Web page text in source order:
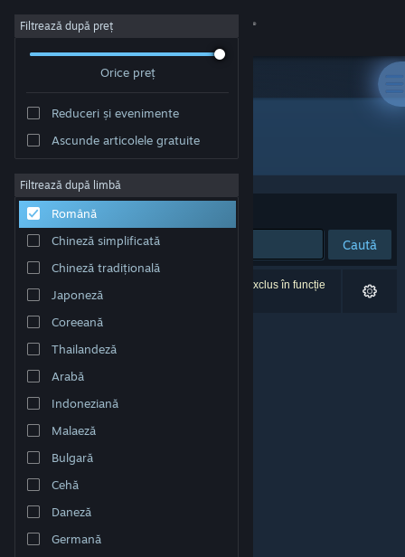
Conectează-te
Despre
Asistență
Schimbă limba
Vezi site în versiunea pentru desktop
Filtrează după preț
Orice preț
Reduceri și evenimente
Ascunde articolele gratuite
Filtrează după limbă
Română
Chineză simplificată
Chineză tradițională
Japoneză
Coreeană
Thailandeză
Arabă
Indoneziană
Malaeză
Bulgară
Cehă
Daneză
Germană
Editor: ACreativeGame Studio
Sortează după
Caută
0 rezultate corespund căutării tale. 1 titlu a fost exclus în funcție
de preferințele tale.